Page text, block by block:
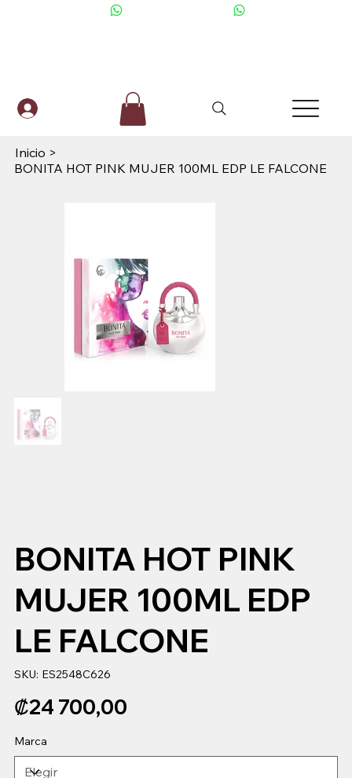
Inicio >
BONITA HOT PINK MUJER 100ML EDP LE FALCONE
BONITA HOT PINK
MUJER 100ML EDP
LE FALCONE
SKU: SKU
ES2548C626
ES2548C626
Precio
₡24 700,00
Marca